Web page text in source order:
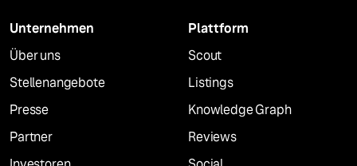
Unternehmen
Über uns
Stellenangebote
Presse
Partner
Plattform
Scout
Listings
Knowledge Graph
Reviews